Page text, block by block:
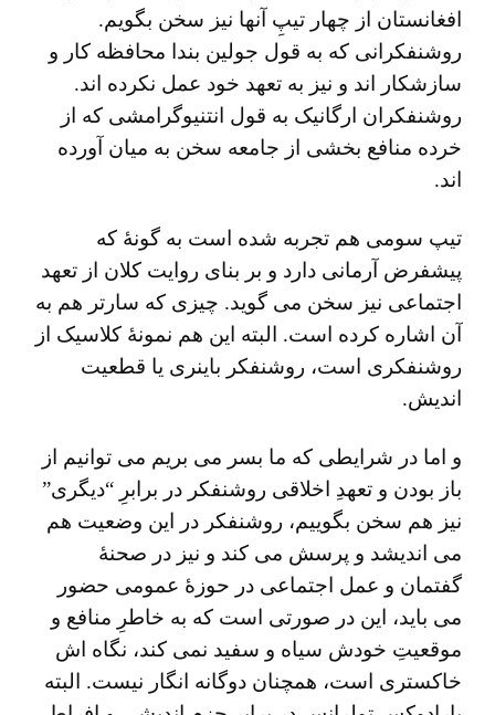
افغانستان از چهار تیپِ آنها نیز سخن بگویم.
روشنفکرانی که به قول جولین بندا محافظه کار و
سازشکار اند و نیز به تعهد خود عمل نکرده اند.
روشنفکران ارگانیک به قول انتنیوگرامشی که از
خرده منافع بخشی از جامعه سخن به میان آورده
اند.
تیپ سومی هم تجربه شده است به گونۀ که
پیشفرض آرمانی دارد و بر بنای روایت کلان از تعهد
اجتماعی نیز سخن می گوید. چیزی که سارتر هم به
آن اشاره کرده است. البته این هم نمونۀ کلاسیک از
روشنفکری است، روشنفکر باینری یا قطعیت
اندیش.
و اما در شرایطی که ما بسر می بریم می توانیم از
باز بودن و تعهدِ اخلاقی روشنفکر در برابرِ “دیگری”
نیز هم سخن بگوییم، روشنفکر در این وضعیت هم
می اندیشد و پرسش می کند و نیز در صحنۀ
گفتمان و عمل اجتماعی در حوزۀ عمومی حضور
می باید، این در صورتی است که به خاطرِ منافع و
موقعیتِ خودش سیاه و سفید نمی کند، نگاه اش
خاکستری است، همچنان دوگانه انگار نیست. البته